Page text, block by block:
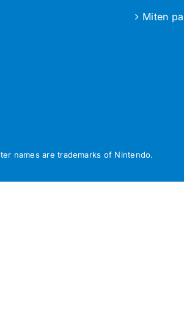
Miten
names are trademarks of Nintendo.